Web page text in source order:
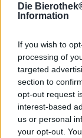
Die
Information
If you wish to
processing of
targeted
section to
opt-out request
interest-based
us or personal
your opt-out.